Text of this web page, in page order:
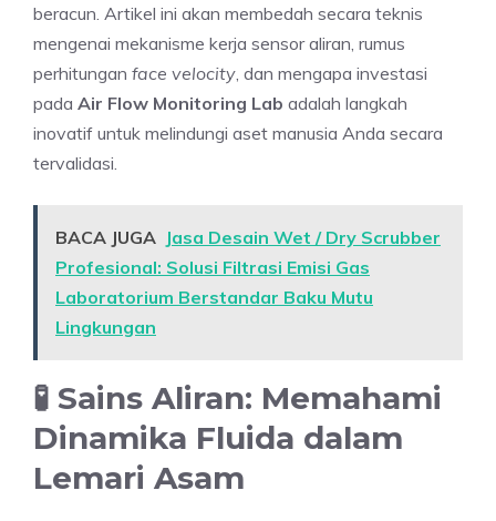
beracun. Artikel ini akan membedah secara teknis
mengenai mekanisme kerja sensor aliran, rumus
perhitungan face velocity , dan mengapa investasi
pada Air Flow Monitoring Lab adalah langkah
inovatif untuk melindungi aset manusia Anda secara
tervalidasi.
BACA JUGA Jasa Desain Wet / Dry Scrubber
Profesional: Solusi Filtrasi Emisi Gas
Laboratorium Berstandar Baku Mutu
Lingkungan
🧪 Sains Aliran: Memahami
Dinamika Fluida dalam
Lemari Asam